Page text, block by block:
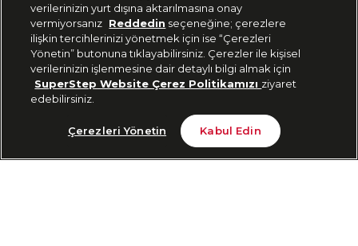
2.159 TL Sepete Ekle
Bizi Takip Edin
verilerinizin yurt dışına aktarılmasına onay
vermiyorsanız Reddedin seçeneğine; çerezlere
ilişkin tercihlerinizi yönetmek için ise “Çerezleri
Yönetin” butonuna tıklayabilirsiniz. Çerezler ile kişisel
verilerinizin işlenmesine dair detaylı bilgi almak için
SuperStep Website Çerez Politikamızı ziyaret
edebilirsiniz.
Çerezleri Yönetin Kabul Edin